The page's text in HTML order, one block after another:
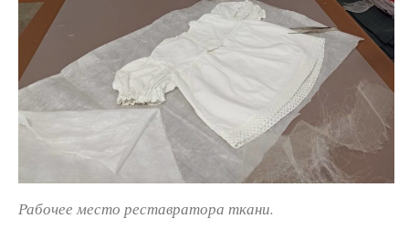
Рабочее место реставратора ткани.